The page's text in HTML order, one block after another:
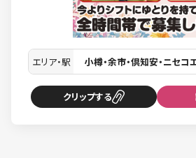
エリア・駅 小樽・余市・倶知安・ニセコ
クリップ